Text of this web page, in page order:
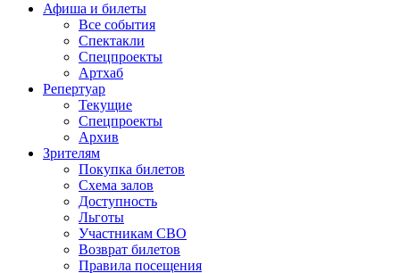
Афиша и билеты
Все события
Спектакли
Спецпроекты
Артхаб
Репертуар
Текущие
Спецпроекты
Архив
Зрителям
Покупка билетов
Схема залов
Доступность
Льготы
Участникам СВО
Возврат билетов
Правила посещения